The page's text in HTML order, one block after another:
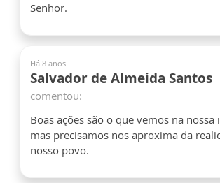
Senhor.
Há 8 anos
Salvador de Almeida Santos
comentou:
Boas ações são o que vemos na nossa
mas precisamos nos aproxima da
nosso povo.